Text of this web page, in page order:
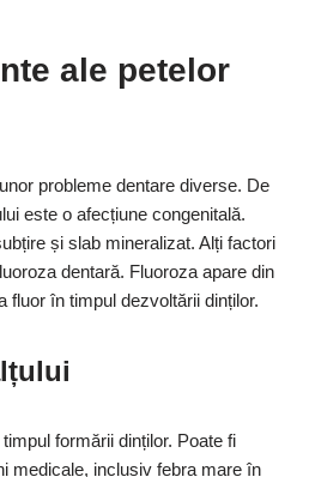
ale petelor
probleme dentare diverse. De
este o afecțiune congenitală.
și slab mineralizat. Alți factori
dentară. Fluoroza apare din
fluor în timpul dezvoltării dinților.
formării dinților. Poate fi
medicale, inclusiv febra mare în